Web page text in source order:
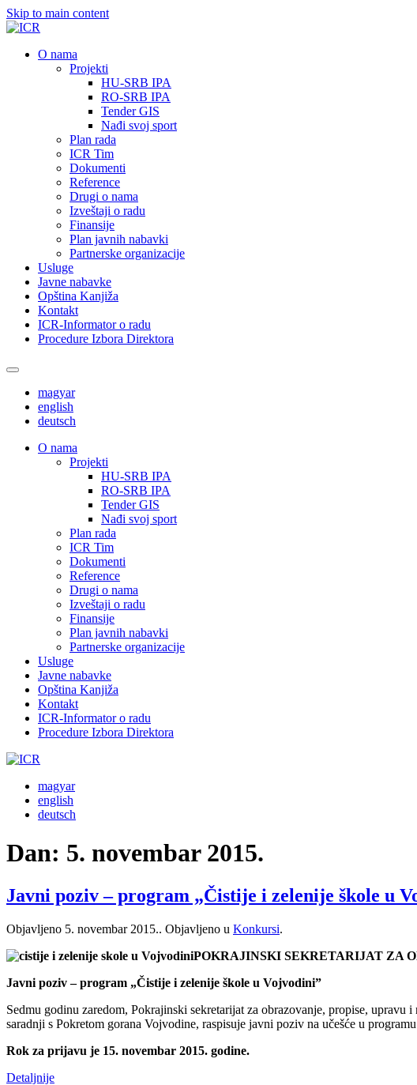
Skip to main content
О nama
Projekti
HU-SRB IPA
RO-SRB IPA
Tender GIS
Nađi svoj sport
Plan rada
ICR Tim
Dokumenti
Reference
Drugi o nama
Izveštaji o radu
Finansije
Plan javnih nabavki
Partnerske organizacije
Usluge
Javne nabavke
Opština Kanjiža
Kontakt
ICR-Informator o radu
Procedure Izbora Direktora
magyar
english
deutsch
О nama
Projekti
HU-SRB IPA
RO-SRB IPA
Tender GIS
Nađi svoj sport
Plan rada
ICR Tim
Dokumenti
Reference
Drugi o nama
Izveštaji o radu
Finansije
Plan javnih nabavki
Partnerske organizacije
Usluge
Javne nabavke
Opština Kanjiža
Kontakt
ICR-Informator o radu
Procedure Izbora Direktora
magyar
english
deutsch
Dan: 5. novembar 2015.
Javni poziv ‒ program „Čistije i zelenije škole u
Objavljeno 5. novembar 2015.. Objavljeno u Konkursi.
POKRAJINSKI SEKRETARIJAT ZA
Javni poziv ‒ program „Čistije i zelenije škole u Vojvodini”
Sedmu godinu zaredom, Pokrajinski sekretarijat za obrazovanje, propise,
saradnji s Pokretom gorana Vojvodine, raspisuje javni poziv na učešće u
Rok za prijavu je 15. novembar 2015. godine.
Detaljnije